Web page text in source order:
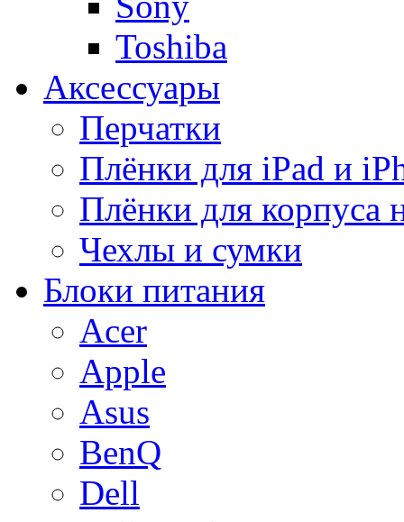
Toshiba
Аксессуары
Перчатки
Плёнки для iPad и
Плёнки для корпуса
Чехлы и сумки
Блоки питания
Acer
Apple
Asus
BenQ
Dell